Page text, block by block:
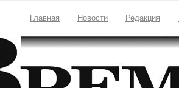
Главная Новости Редакция